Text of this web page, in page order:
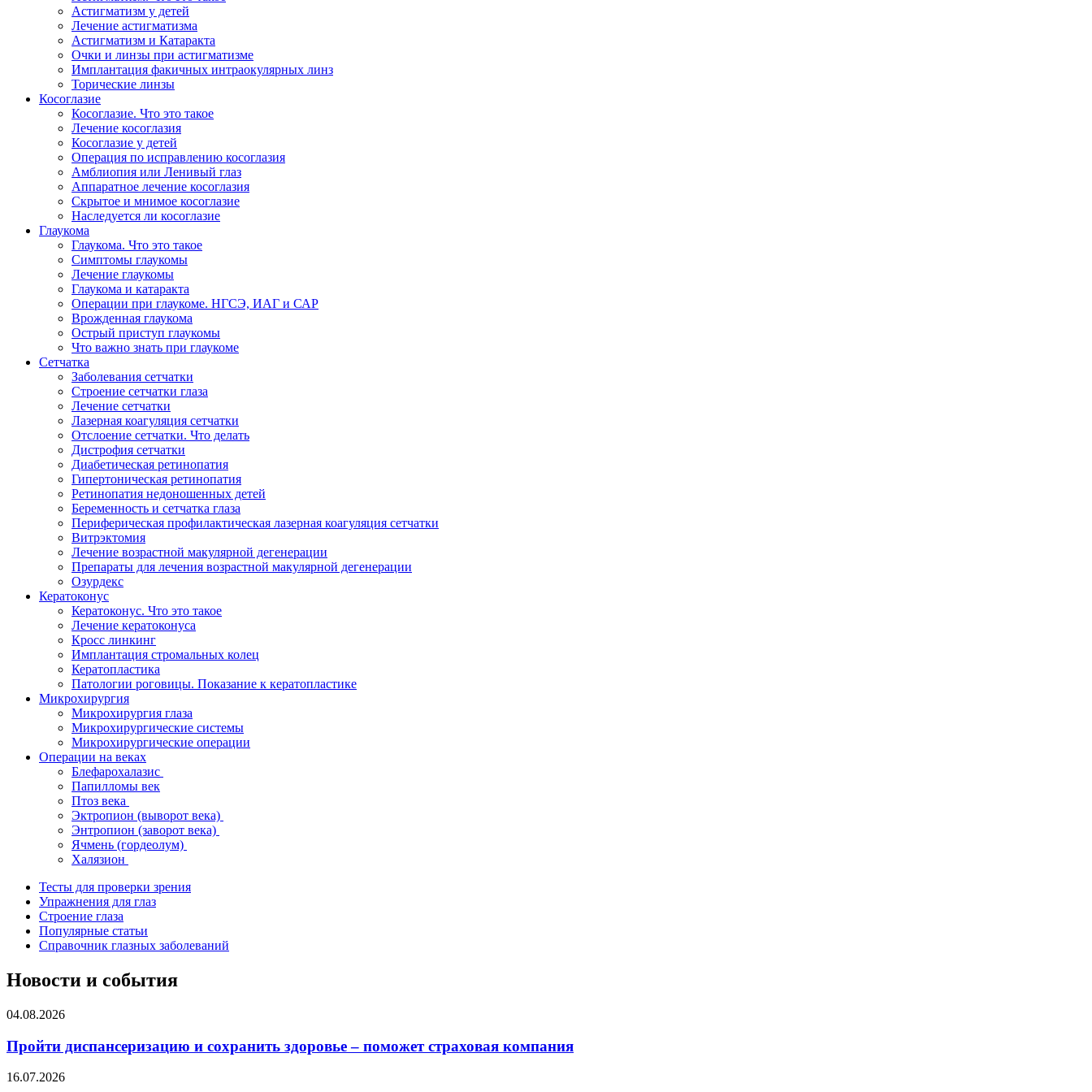
Астигматизм у детей
Лечение астигматизма
Астигматизм и Катаракта
Очки и линзы при астигматизме
Имплантация факичных интраокулярных линз
Торические линзы
Косоглазие
Косоглазие. Что это такое
Лечение косоглазия
Косоглазие у детей
Операция по исправлению косоглазия
Амблиопия или Ленивый глаз
Аппаратное лечение косоглазия
Скрытое и мнимое косоглазие
Наследуется ли косоглазие
Глаукома
Глаукома. Что это такое
Симптомы глаукомы
Лечение глаукомы
Глаукома и катаракта
Операции при глаукоме. НГСЭ, ИАГ и САР
Врожденная глаукома
Острый приступ глаукомы
Что важно знать при глаукоме
Сетчатка
Заболевания сетчатки
Строение сетчатки глаза
Лечение сетчатки
Лазерная коагуляция сетчатки
Отслоение сетчатки. Что делать
Дистрофия сетчатки
Диабетическая ретинопатия
Гипертоническая ретинопатия
Ретинопатия недоношенных детей
Беременность и сетчатка глаза
Периферическая профилактическая лазерная коагуляция сетчатки
Витрэктомия
Лечение возрастной макулярной дегенерации
Препараты для лечения возрастной макулярной дегенерации
Озурдекс
Кератоконус
Кератоконус. Что это такое
Лечение кератоконуса
Кросс линкинг
Имплантация стромальных колец
Кератопластика
Патологии роговицы. Показание к кератопластике
Микрохирургия
Микрохирургия глаза
Микрохирургические системы
Микрохирургические операции
Операции на веках
Блефарохалазис
Папилломы век
Птоз века
Эктропион (выворот века)
Энтропион (заворот века)
Ячмень (гордеолум)
Халязион
Тесты для проверки зрения
Упражнения для глаз
Строение глаза
Популярные статьи
Справочник глазных заболеваний
Новости и события
04.08.2026
Пройти диспансеризацию и сохранить здоровье – поможет страховая компания
16.07.2026